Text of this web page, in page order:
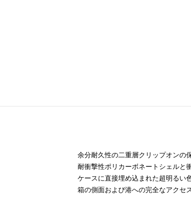
余分耐久性の二重層クリップオンの
耐衝撃性ポリカーボネートシェルと
ケースに直接埋め込まれた超明るい
箱の側面および港への完全なアクセ